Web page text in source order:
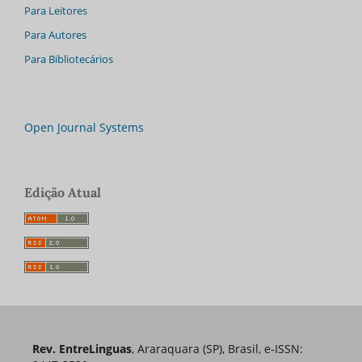
Para Leitores
Para Autores
Para Bibliotecários
Open Journal Systems
Edição Atual
Rev. EntreLinguas, Araraquara (SP), Brasil, e-ISSN: